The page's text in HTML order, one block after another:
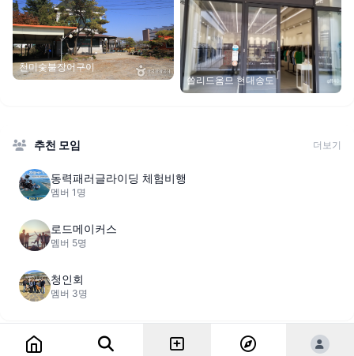
천미숯불장어구이
쏠리드옴므 현대송도
추천 모임 더보기
동력패러글라이딩 체험비행
멤버 1명
로드메이커스
멤버 5명
청인회
멤버 3명